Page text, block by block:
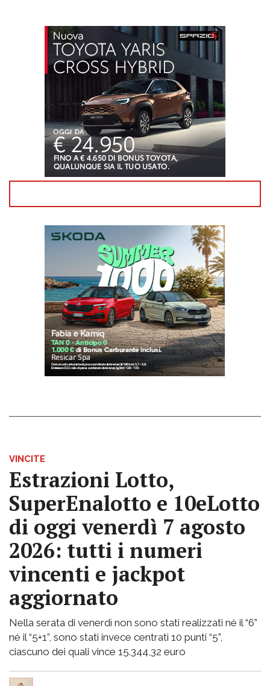
VINCITE
Estrazioni Lotto,
SuperEnalotto e 10eLotto
di oggi venerdì 7 agosto
2026: tutti i numeri
vincenti e jackpot
aggiornato
Nella serata di venerdì non sono stati realizzati né il “6”
né il “5+1”, sono stati invece centrati 10 punti “5”,
ciascuno dei quali vince 15.344,32 euro